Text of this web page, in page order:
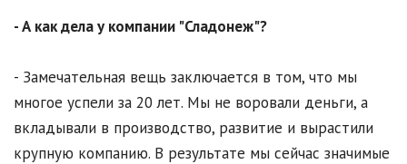
- А как дела у компании "Сладонеж"?
- Замечательная вещь заключается в том, что мы
многое успели за 20 лет. Мы не воровали деньги, а
вкладывали в производство, развитие и вырастили
крупную компанию. В результате мы сейчас значимые